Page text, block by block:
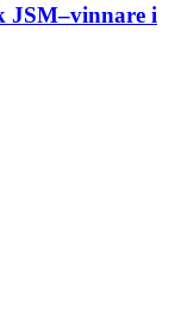
JSM–vinnare i